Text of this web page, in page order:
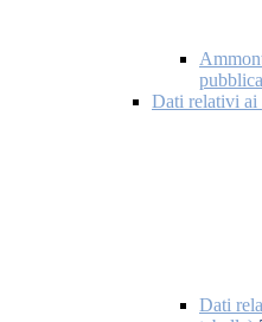
Dati relativi ai
Dati